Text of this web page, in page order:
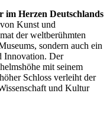
im Herzen Deutschlands
Kunst und
der weltberühmten
sondern auch ein
Innovation. Der
mit seinem
Schloss verleiht der
und Kultur